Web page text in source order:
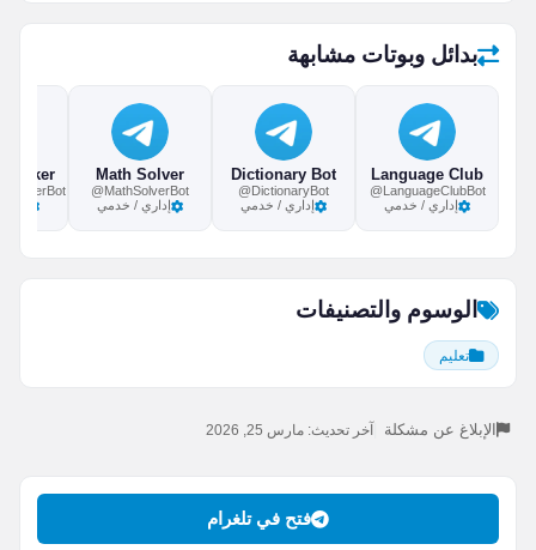
بدائل وبوتات مشابهة
Language Club
@LanguageClubBot
إداري / خدمي
Dictionary Bot
@DictionaryBot
إداري / خدمي
Math Solver
@MathSolverBot
إداري / خدمي
الوسوم والتصنيفات
تعليم
الإبلاغ عن مشكلة آخر تحديث: مارس 25, 2026
فتح في تلغرام